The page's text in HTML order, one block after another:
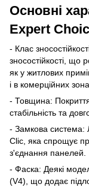
Основні
Expert
- Клас
зносостійкості, що
як у житлових
і в комерційних
- Товщина:
стабільність та
- Замкова система:
Clic, яка спрощує
з'єднання панелей.
- Фаска: Деякі
(V4), що додає